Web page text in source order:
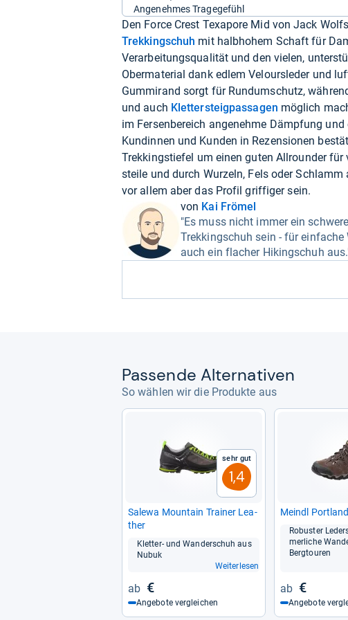
Angenehmes Tragegefühl
Den Force Crest Texapore Mid von Jack
Trekkingschuh mit halbhohem Schaft für
Verarbeitungsqualität und den vielen,
Obermaterial dank edlem Veloursleder und
Gummirand sorgt für Rundumschutz,
und auch Klettersteigpassagen möglich
im Fersenbereich angenehme Dämpfung
Kundinnen und Kunden in Rezensionen
Trekkingstiefel um einen guten Allrounder
steile und durch Wurzeln, Fels oder
vor allem aber das Profil griffiger sein.
von Kai Frömel
"Es muss nicht immer ein
Trekkingschuh sein - für
auch ein flacher Hikingschuh
Pas­sende Alter­na­ti­ven
So wählen wir die Produkte aus
Sehr gut
1,4
Salewa Moun­tain Trai­ner Lea­
ther
Klet­ter-​ und Wan­der­schuh aus
Nubuk
Weiterlesen
€
Angebote vergleichen
Meindl
Robus­ter
mer­li­che
Berg­tou­ren
€
Angebote